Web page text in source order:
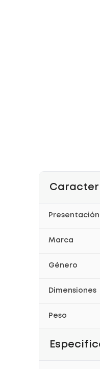
Presentación
Marca
Género
Dimensiones
Peso